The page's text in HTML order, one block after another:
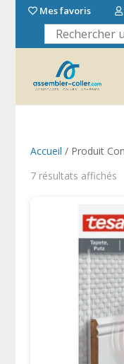
Mes favoris
Accueil / Produit
7 résultats affichés